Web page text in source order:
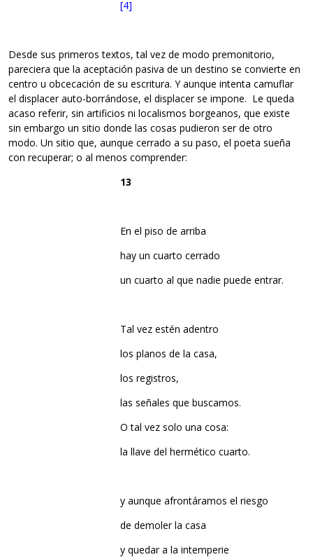
[4]
Desde sus primeros textos, tal vez de modo premonitorio,
pareciera que la aceptación pasiva de un destino se convierte en
centro u obcecación de su escritura. Y aunque intenta camuflar
el displacer auto-borrándose, el displacer se impone. Le queda
acaso referir, sin artificios ni localismos borgeanos, que existe
sin embargo un sitio donde las cosas pudieron ser de otro
modo. Un sitio que, aunque cerrado a su paso, el poeta sueña
con recuperar; o al menos comprender:
13
En el piso de arriba
hay un cuarto cerrado
un cuarto al que nadie puede entrar.
Tal vez estén adentro
los planos de la casa,
los registros,
las señales que buscamos.
O tal vez solo una cosa:
la llave del hermético cuarto.
y aunque afrontáramos el riesgo
de demoler la casa
y quedar a la intemperie